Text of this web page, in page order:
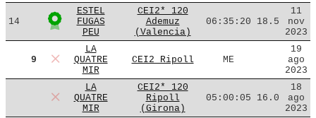
14
ESTEL
FUGAS
PEU
CEI2* 120
Ademuz
(Valencia)
06:35:20 18.5
11
nov
2023
9
LA
QUATRE
MIR
CEI2 Ripoll ME
19
ago
2023
LA
QUATRE
MIR
CEI2* 120
Ripoll
(Girona)
05:00:05 16.0
18
ago
2023